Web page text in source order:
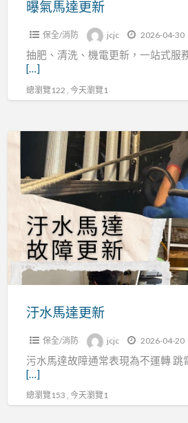
曝氣馬達更新
保全/消防 jcjc 2026-04-30
抽肥、清洗、機電更新，一站式服
[…]
總瀏覽122 , 今天瀏覽1
汙
新
汙水馬達更新
保全/消防 jcjc 2026-04-20
污水馬達故障通常表現為不運轉 跳
[…]
總瀏覽153 , 今天瀏覽1